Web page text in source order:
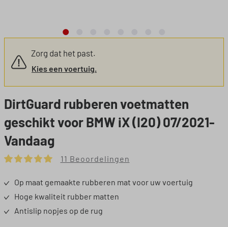
Zorg dat het past.
Kies een voertuig.
DirtGuard rubberen voetmatten
geschikt voor BMW iX (I20) 07/2021-
Vandaag
Op maat gemaakte rubberen mat voor uw voertuig
Hoge kwaliteit rubber matten
Antislip nopjes op de rug
11 Beoordelingen